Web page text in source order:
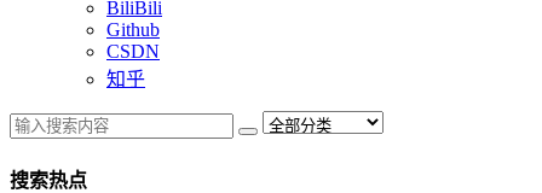
BiliBili
Github
CSDN
知乎
搜索热点